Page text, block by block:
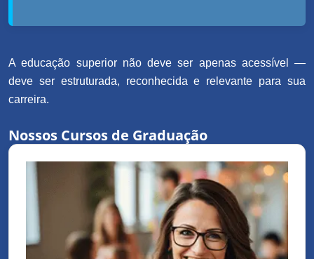
A educação superior não deve ser apenas acessível —
deve ser estruturada, reconhecida e relevante para sua
carreira.
Nossos Cursos de Graduação